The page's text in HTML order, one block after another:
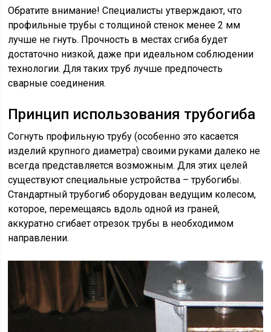
Обратите внимание! Специалисты утверждают, что
профильные трубы с толщиной стенок менее 2 мм
лучше не гнуть. Прочность в местах сгиба будет
достаточно низкой, даже при идеальном соблюдении
технологии. Для таких труб лучше предпочесть
сварные соединения.
Принцип использования трубогиба
Согнуть профильную трубу (особенно это касается
изделий крупного диаметра) своими руками далеко не
всегда представляется возможным. Для этих целей
существуют специальные устройства – трубогибы.
Стандартный трубогиб оборудован ведущим колесом,
которое, перемещаясь вдоль одной из граней,
аккуратно сгибает отрезок трубы в необходимом
направлении.